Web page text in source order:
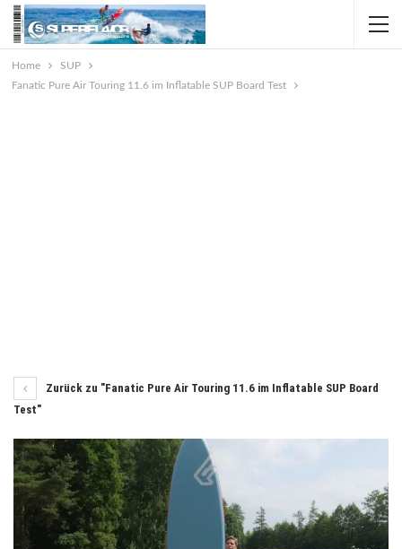
Home
SUP
Fanatic Pure Air Touring 11.6 im Inflatable SUP Board Test
Zurück zu "Fanatic Pure Air Touring 11.6 im Inflatable SUP Board
Test"